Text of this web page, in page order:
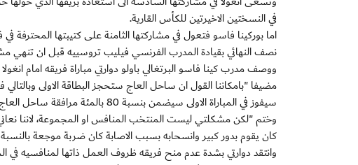
في النسختين الاخيرتين للكأس القارية.
نصف النهائي بقيادة المدرب الفرنسي فيليب تروسييه قبل ان تنهي
ووصف مدرب كينا فاسو البرتغالي باولو دوارتي مباراة فريقه امام
مضيفا "بامكاننا القول ان ساحل العاج ستحجز البطاقة الاولى
سيفوز في المباراة الاولى سيضمن بنسبة 80 بالمئة مرافقة ساحل العاج".
وختم "لكن مشكلتي ليست المنتخب المنافس او المجموعة، لاننا
كان يقوم بدور كبير وانسحابه بسبب الاصابة كان ضربة موجعة بالنسبة لخط هجومنا. جئنا الى هنا
وانتقد دوارتي بشدة عدم منح فريقه ظروف العمل ذاتها لمنافسيه في